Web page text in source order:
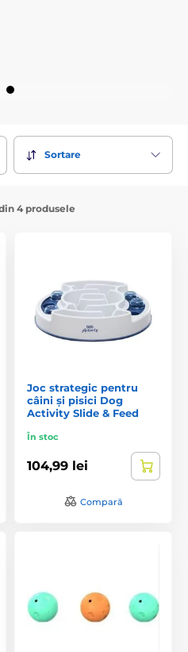
Sortare
4 produsele
Joc strategic pentru
câini și pisici Dog
Activity Slide & Feed
În stoc
104,99 lei
Compară